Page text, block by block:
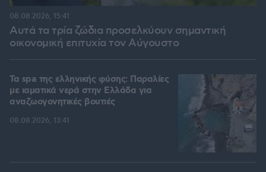
Αυτά τα τρία ζώδια προσελκύουν σημαντική
οικονομική επιτυχία τον Αύγουστο
08.08.2026, 15:41
Τα spa της ελληνικής φύσης: Παραλίες
με ιαματικά νερά στην Ελλάδα για
αναζωογονητικές βουτιές
08.08.2026, 13:41